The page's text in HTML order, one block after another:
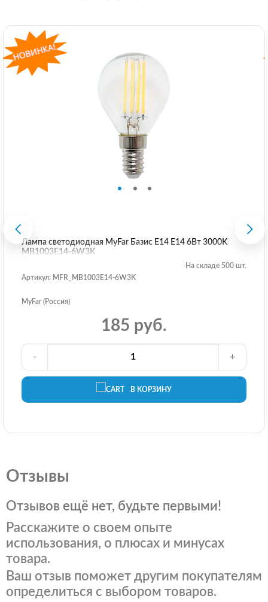
Лампа светодиодная MyFar Базис E14 E14 6Вт 3000K
MB1003E14-6W3K
На складе 500 шт.
Артикул: MFR_MB1003E14-6W3K
MyFar (Россия)
185 руб.
В КОРЗИНУ
- +
Отзывы
Отзывов ещё нет, будьте первыми!
Расскажите о своем опыте
использования, о плюсах и минусах
товара.
Ваш отзыв поможет другим покупателям
определиться с выбором товаров.